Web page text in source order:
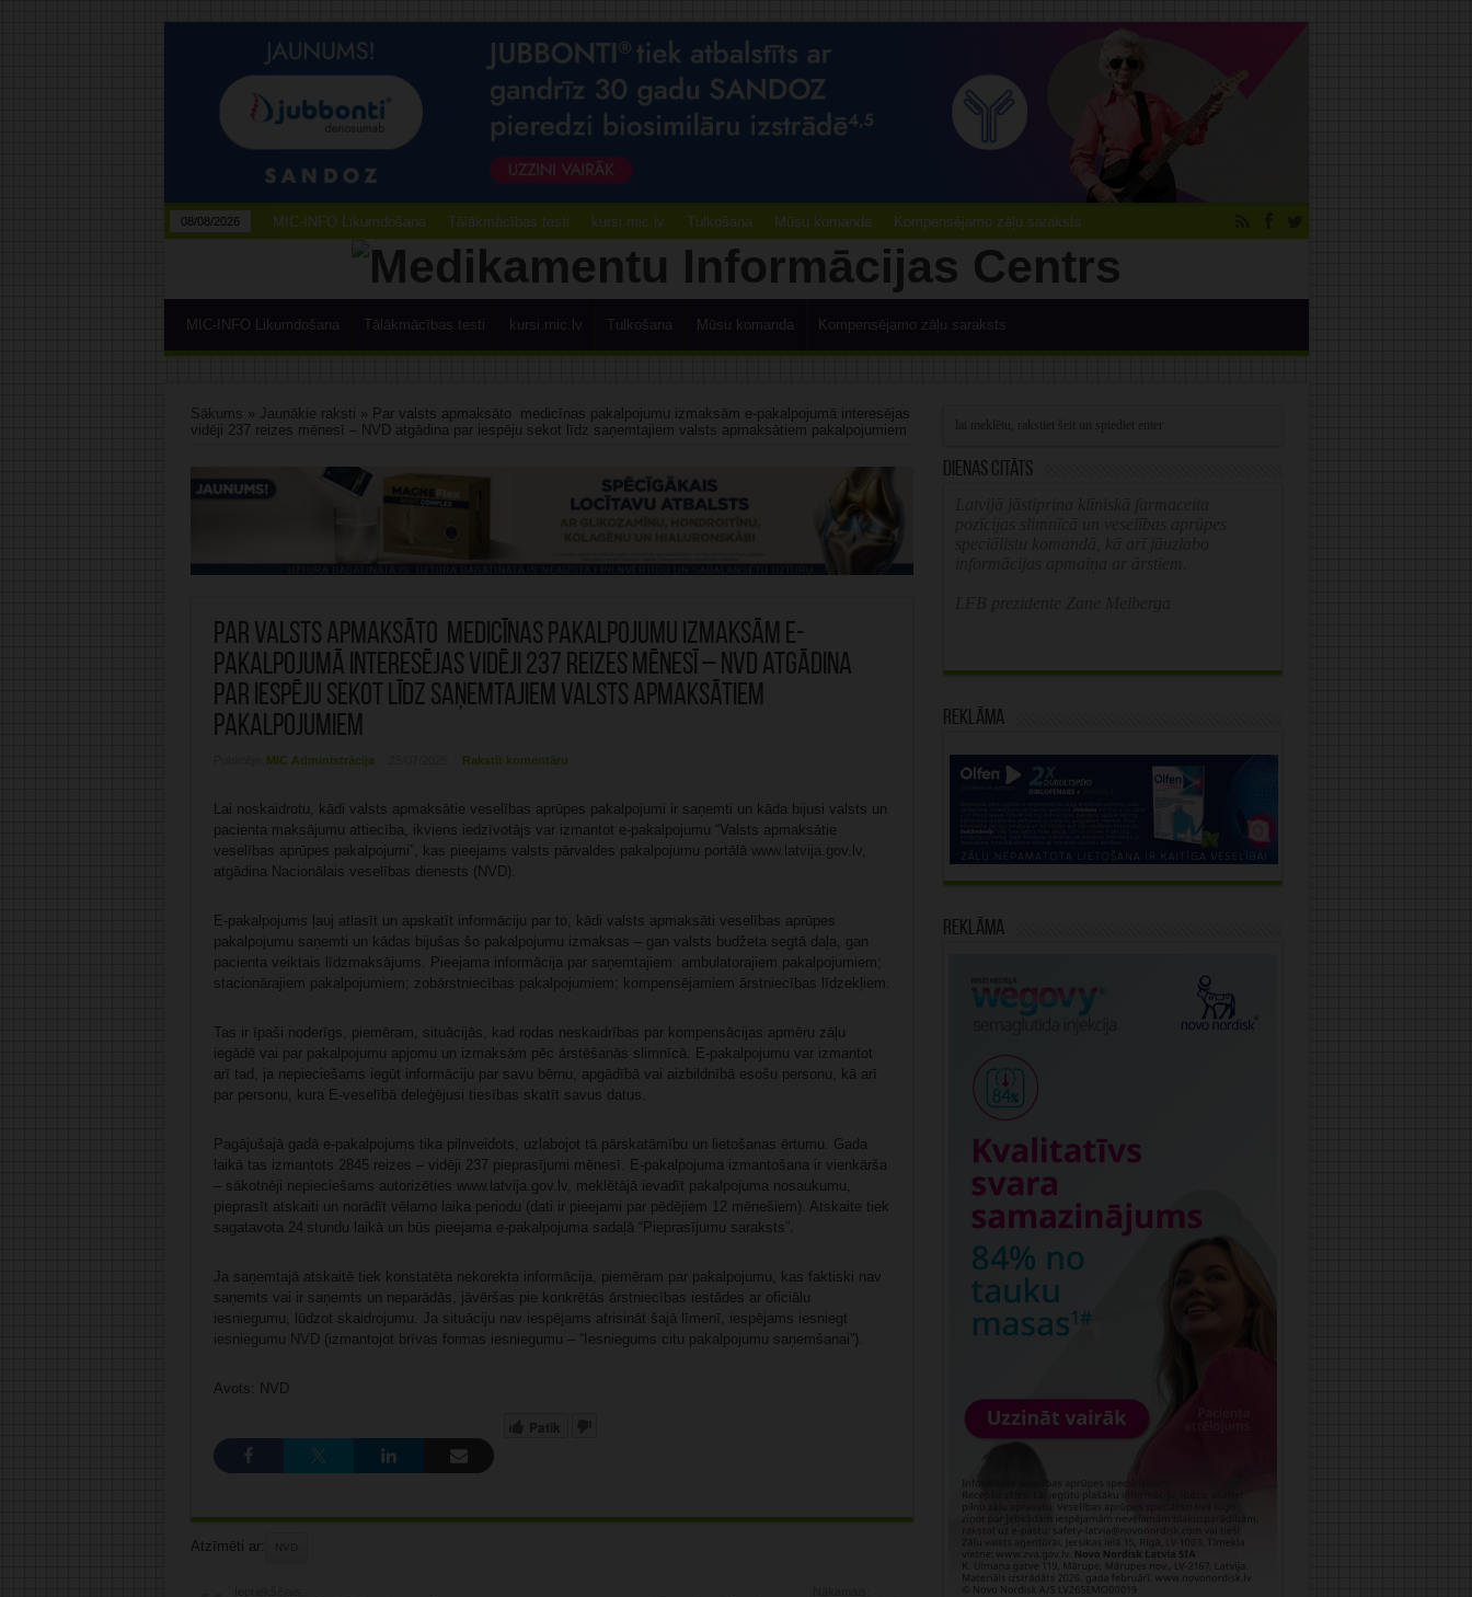
08/08/2026 MIC-INFO Likumdošana Tālākmācības testi kursi.mic.lv Tulkošana Mūsu komanda Kompensējamo zāļu saraksts
MIC-INFO Likumdošana Tālākmācības testi kursi.mic.lv Tulkošana Mūsu komanda Kompensējamo zāļu saraksts
Sākums » Jaunākie raksti » Par valsts apmaksāto medicīnas pakalpojumu izmaksām e-pakalpojumā interesējas
vidēji 237 reizes mēnesī – NVD atgādina par iespēju sekot līdz saņemtajiem valsts apmaksātiem pakalpojumiem
Par valsts apmaksāto medicīnas pakalpojumu izmaksām e-
pakalpojumā interesējas vidēji 237 reizes mēnesī – NVD atgādina
par iespēju sekot līdz saņemtajiem valsts apmaksātiem
pakalpojumiem
MIC Administrācija Rakstīt komentāru
Lai noskaidrotu, kādi valsts apmaksātie veselības aprūpes pakalpojumi ir saņemti un kāda bijusi valsts un
pacienta maksājumu attiecība, ikviens iedzīvotājs var izmantot e-pakalpojumu “Valsts apmaksātie
veselības aprūpes pakalpojumi”, kas pieejams valsts pārvaldes pakalpojumu portālā www.latvija.gov.lv,
atgādina Nacionālais veselības dienests (NVD).
E-pakalpojums ļauj atlasīt un apskatīt informāciju par to, kādi valsts apmaksāti veselības aprūpes
pakalpojumu saņemti un kādas bijušas šo pakalpojumu izmaksas – gan valsts budžeta segtā daļa, gan
pacienta veiktais līdzmaksājums. Pieejama informācija par saņemtajiem: ambulatorajiem pakalpojumiem;
stacionārajiem pakalpojumiem; zobārstniecības pakalpojumiem; kompensējamiem ārstniecības līdzekļiem.
Tas ir īpaši noderīgs, piemēram, situācijās, kad rodas neskaidrības par kompensācijas apmēru zāļu
iegādē vai par pakalpojumu apjomu un izmaksām pēc ārstēšanās slimnīcā. E-pakalpojumu var izmantot
arī tad, ja nepieciešams iegūt informāciju par savu bērnu, apgādībā vai aizbildnībā esošu personu, kā arī
par personu, kura E-veselībā deleģējusi tiesības skatīt savus datus.
Pagājušajā gadā e-pakalpojums tika pilnveidots, uzlabojot tā pārskatāmību un lietošanas ērtumu. Gada
laikā tas izmantots 2845 reizes – vidēji 237 pieprasījumi mēnesī. E-pakalpojuma izmantošana ir vienkārša
– sākotnēji nepieciešams autorizēties www.latvija.gov.lv, meklētājā ievadīt pakalpojuma nosaukumu,
pieprasīt atskaiti un norādīt vēlamo laika periodu (dati ir pieejami par pēdējiem 12 mēnešiem). Atskaite tiek
sagatavota 24 stundu laikā un būs pieejama e-pakalpojuma sadaļā “Pieprasījumu saraksts”.
Ja saņemtajā atskaitē tiek konstatēta nekorekta informācija, piemēram par pakalpojumu, kas faktiski nav
saņemts vai ir saņemts un neparādās, jāvēršas pie konkrētās ārstniecības iestādes ar oficiālu
iesniegumu, lūdzot skaidrojumu. Ja situāciju nav iespējams atrisināt šajā līmenī, iespējams iesniegt
iesniegumu NVD (izmantojot brīvas formas iesniegumu – “Iesniegums citu pakalpojumu saņemšanai”).
Avots: NVD
Patīk
Atzīmēti ar: NVD
Dienas citāts
Reklāma
Reklāma